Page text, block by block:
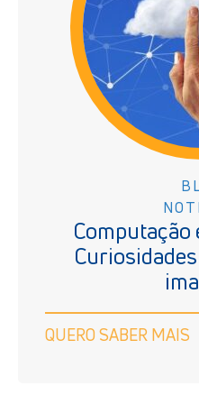
Computação
QUERO SABER MAIS